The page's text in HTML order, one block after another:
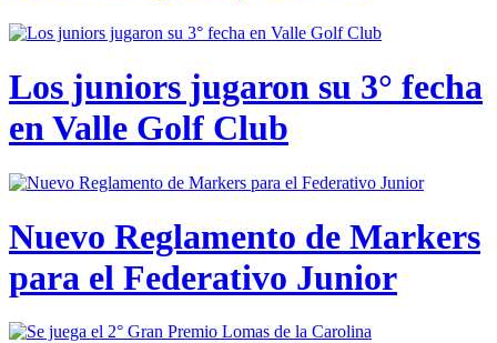
Los juniors jugaron su 3° fecha
en Valle Golf Club
Nuevo Reglamento de Markers
para el Federativo Junior